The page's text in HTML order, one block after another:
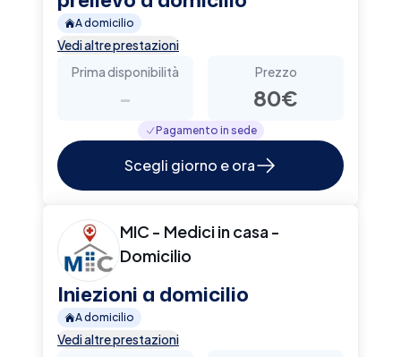
A domicilio
Vedi altre prestazioni
Prima disponibilità
-
Prezzo
80€
Pagamento in sede
Scegli giorno e ora
MIC - Medici in casa -
Domicilio
Iniezioni a domicilio
A domicilio
Vedi altre prestazioni